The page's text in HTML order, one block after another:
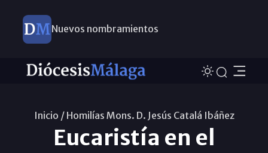
Nuevos nombramientos
Inicio / Homilías Mons. D. Jesús Catalá Ibáñez
Eucaristía en el